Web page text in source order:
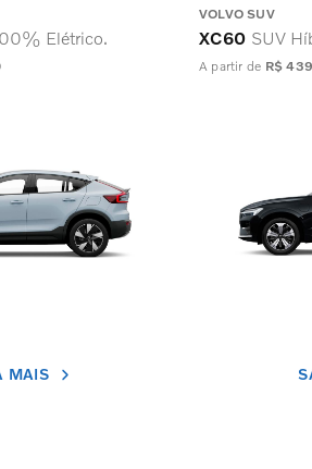
Elétrico.
MAIS
VOLVO SUV
XC60 SUV
A partir de R$